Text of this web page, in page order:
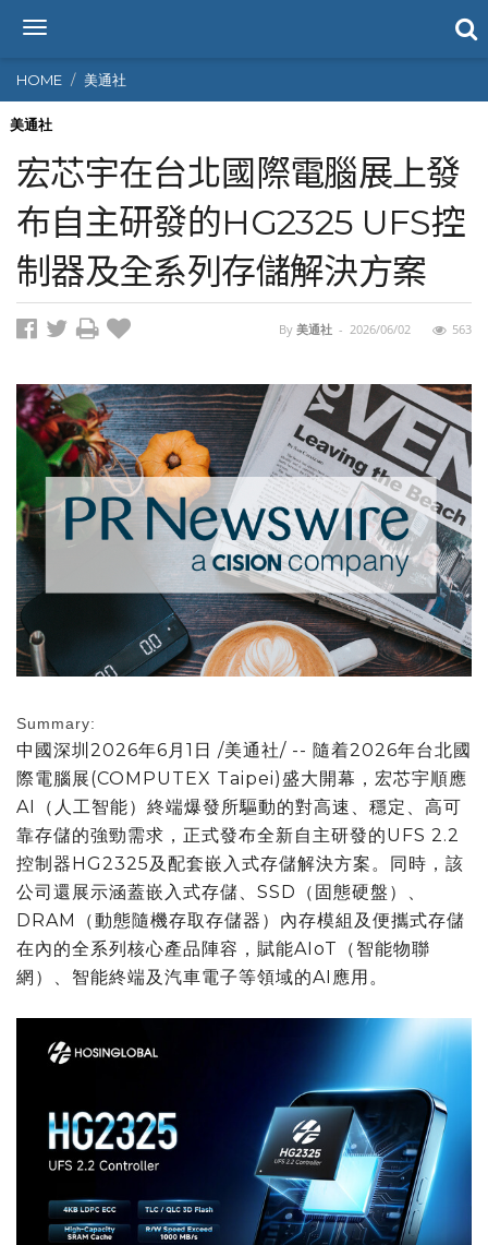
T
g
g
l
n
a
v
i
g
a
t
HOME 美通社
美通社
宏芯宇在台北國際電腦展上發
布自主研發的HG2325 UFS控
制器及全系列存儲解決方案
By 美通社 - 2026/06/02 563
Summary:
中國深圳 2026年6月1日 /美通社/ -- 隨着2026年台北國
際電腦展(COMPUTEX Taipei)盛大開幕，宏芯宇順應
AI（人工智能）終端爆發所驅動的對高速、穩定、高可
靠存儲的強勁需求，正式發布全新自主研發的UFS 2.2
控制器HG2325及配套嵌入式存儲解決方案。同時，該
公司還展示涵蓋嵌入式存儲、SSD（固態硬盤）、
DRAM（動態隨機存取存儲器）內存模組及便攜式存儲
在內的全系列核心產品陣容，賦能AIoT（智能物聯
網）、智能終端及汽車電子等領域的AI應用。